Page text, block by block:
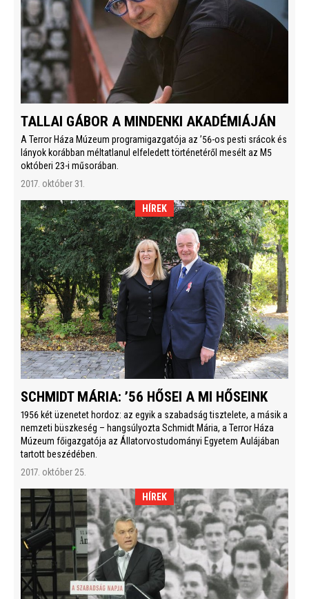
TALLAI GÁBOR A MINDENKI AKADÉMIÁJÁN
A Terror Háza Múzeum programigazgatója az ’56-os pesti srácok és
lányok korábban méltatlanul elfeledett történetéről mesélt az M5
októberi 23-i műsorában.
2017. október 31.
HÍREK
SCHMIDT MÁRIA: ’56 HŐSEI A MI HŐSEINK
1956 két üzenetet hordoz: az egyik a szabadság tisztelete, a másik a
nemzeti büszkeség – hangsúlyozta Schmidt Mária, a Terror Háza
Múzeum főigazgatója az Állatorvostudományi Egyetem Aulájában
tartott beszédében.
2017. október 25.
HÍREK